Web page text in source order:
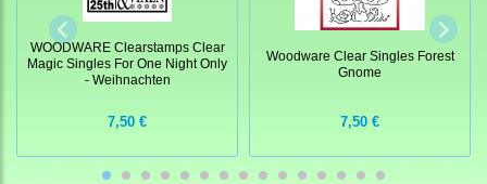
WOODWARE Clearstamps Clear
Magic Singles For One Night Only
- Weihnachten
7,50 €
Woodware Clear Singles Forest
Gnome
7,50 €